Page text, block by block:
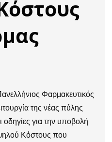
Φαρμακευτικός
της νέας πύλης
για την υποβολή
Κόστους που